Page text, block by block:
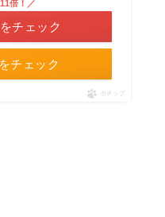
チェック
倍！／
チェック
ポチップ